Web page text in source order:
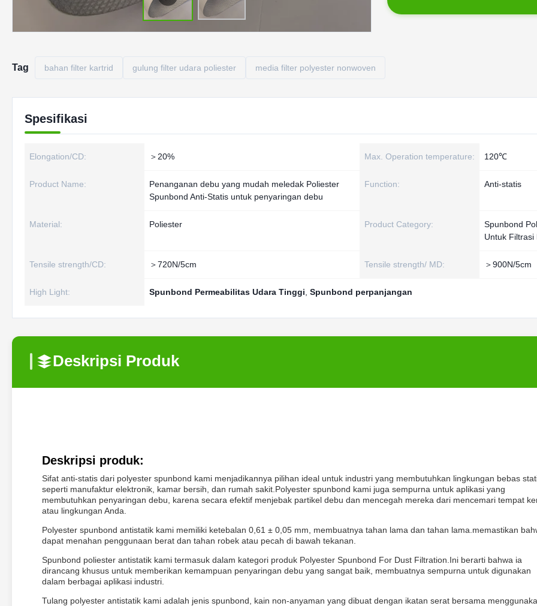
Tag bahan filter kartrid gulung filter udara poliester media filter polyester nonwoven
Spesifikasi
Elongation/CD: ＞20% Max. Operation temperature: 120℃
Product Name:
Penanganan debu yang mudah meledak Poliester
Spunbond Anti-Statis untuk penyaringan debu
Function: Anti-statis
Material: Poliester Product Category:
Spunbond
Untuk Filtrasi
Tensile strength/CD: ＞720N/5cm Tensile strength/ MD: ＞900N/5cm
High Light: Spunbond Permeabilitas Udara Tinggi Spunbond perpanjangan
Deskripsi Produk
Deskripsi produk:
Sifat anti-statis dari polyester spunbond kami menjadikannya pilihan ideal untuk industri yang membutuhkan lingkungan bebas
seperti manufaktur elektronik, kamar bersih, dan rumah sakit.Polyester spunbond kami juga sempurna untuk aplikasi yang
membutuhkan penyaringan debu, karena secara efektif menjebak partikel debu dan mencegah mereka dari mencemari tempat
atau lingkungan Anda.
Polyester spunbond antistatik kami memiliki ketebalan 0,61 ± 0,05 mm, membuatnya tahan lama dan tahan lama.memastikan
dapat menahan penggunaan berat dan tahan robek atau pecah di bawah tekanan.
Spunbond poliester antistatik kami termasuk dalam kategori produk Polyester Spunbond For Dust Filtration.Ini berarti bahwa ia
dirancang khusus untuk memberikan kemampuan penyaringan debu yang sangat baik, membuatnya sempurna untuk digunakan
dalam berbagai aplikasi industri.
Tulang polyester antistatik kami adalah jenis spunbond, kain non-anyaman yang dibuat dengan ikatan serat bersama